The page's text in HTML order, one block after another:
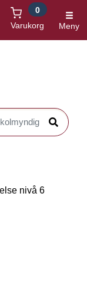
Varukorg
0
Meny
Sök
nivå 6